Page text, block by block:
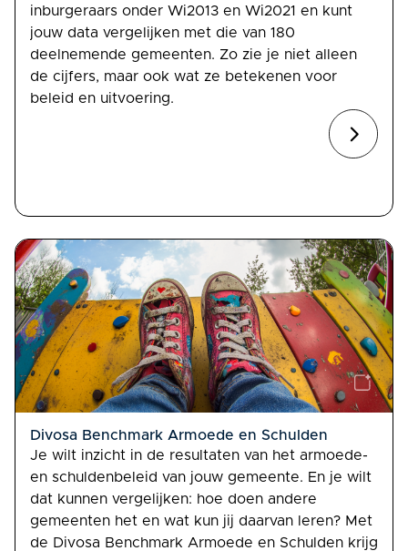
inburgeraars onder Wi2013 en Wi2021 en kunt
jouw data vergelijken met die van 180
deelnemende gemeenten. Zo zie je niet alleen
de cijfers, maar ook wat ze betekenen voor
beleid en uitvoering.
Divosa Benchmark Armoede en Schulden
Je wilt inzicht in de resultaten van het armoede-
en schuldenbeleid van jouw gemeente. En je wilt
dat kunnen vergelijken: hoe doen andere
gemeenten het en wat kun jij daarvan leren? Met
de Divosa Benchmark Armoede en Schulden krijg